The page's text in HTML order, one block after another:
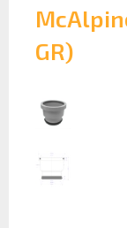
GR)